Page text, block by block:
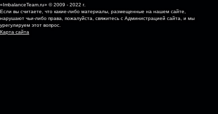
«ImbalanceTeam.ru» © 2009 - 2022 г.
Если вы считаете, что какие-либо материалы, размещенные на нашем сайте,
нарушают чьи-либо права, пожалуйста, свяжитесь с Администрацией сайта, и мы
урегулируем этот вопрос.
Карта сайта